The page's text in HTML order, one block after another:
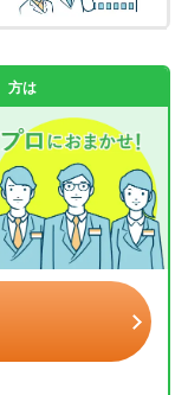
方は